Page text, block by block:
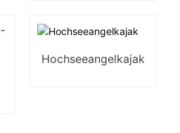
Hochseeangelkajak